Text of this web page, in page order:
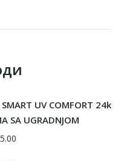
SMART UV COMFORT 24k
SA UGRADNJOM